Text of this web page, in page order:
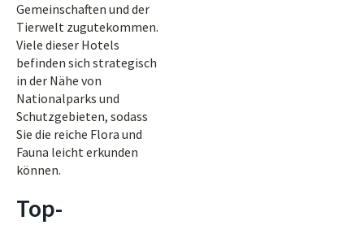
Gemeinschaften und der
Tierwelt zugutekommen.
Viele dieser Hotels
befinden sich strategisch
in der Nähe von
Nationalparks und
Schutzgebieten, sodass
Sie die reiche Flora und
Fauna leicht erkunden
können.
Top-